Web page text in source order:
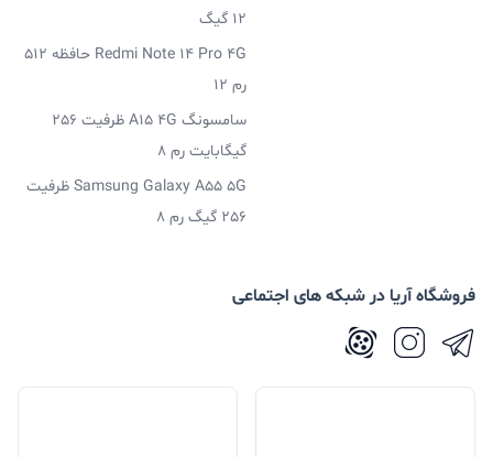
12 گیگ
Redmi Note 14 Pro 4G حافظه 512
رم 12
سامسونگ A15 4G ظرفیت 256
گیگابایت رم 8
Samsung Galaxy A55 5G ظرفیت
256 گیگ رم 8
فروشگاه آریا در شبکه های اجتماعی